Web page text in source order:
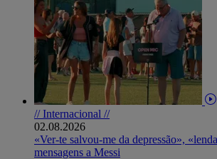
// Internacional //
02.08.2026
«Ver-te salvou-me da depressão»,
mensagens a Messi